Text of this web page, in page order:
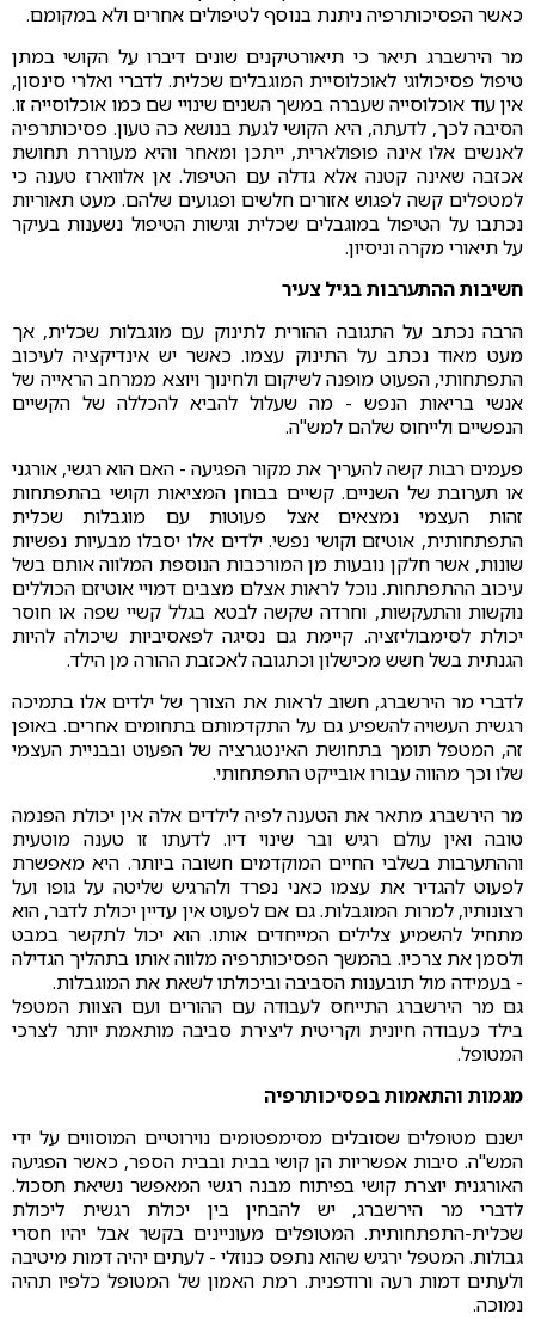
כאשר הפסיכותרפיה ניתנת בנוסף לטיפולים אחרים ולא במקומם.
מר הירשברג תיאר כי תיאורטיקנים שונים דיברו על הקושי במתן
טיפול פסיכולוגי לאוכלוסיית המוגבלים שכלית. לדברי ואלרי סינסון,
אין עוד אוכלוסייה שעברה במשך השנים שינויי שם כמו אוכלוסייה זו.
הסיבה לכך, לדעתה, היא הקושי לגעת בנושא כה טעון. פסיכותרפיה
לאנשים אלו אינה פופולארית, ייתכן ומאחר והיא מעוררת תחושת
אכזבה שאינה קטנה אלא גדלה עם הטיפול. אן אלווארז טענה כי
למטפלים קשה לפגוש אזורים חלשים ופגועים שלהם.מעט תאוריות
נכתבו על הטיפול במוגבלים שכלית וגישות הטיפול נשענות בעיקר
על תיאורי מקרה וניסיון.
חשיבות ההתערבות בגיל צעיר
הרבה נכתב על התגובה ההורית לתינוק עם מוגבלות שכלית, אך
מעט מאוד נכתב על התינוק עצמו. כאשר יש אינדיקציה לעיכוב
התפתחותי, הפעוט מופנה לשיקום ולחינוך ויוצא ממרחב הראייה של
אנשי בריאות הנפש - מה שעלול להביא להכללה של הקשיים
הנפשיים ולייחוס שלהם למש"ה.
פעמים רבות קשה להעריך את מקור הפגיעה - האם הוא רגשי, אורגני
או תערובת של השניים. קשיים בבוחן המציאות וקושי בהתפתחות
זהות העצמי נמצאים אצל פעוטות עם מוגבלות שכלית
התפתחותית, אוטיזם וקושי נפשי. ילדים אלו יסבלו מבעיות נפשיות
שונות, אשר חלקן נובעות מן המורכבות הנוספת המלווה אותם בשל
עיכוב ההתפתחות. נוכל לראות אצלם מצבים דמויי אוטיזם הכוללים
נוקשות והתעקשות, וחרדה שקשה לבטא בגלל קשיי שפה או חוסר
יכולת לסימבוליזציה. קיימת גם נסיגה לפאסיביות שיכולה להיות
הגנתית בשל חשש מכישלון וכתגובה לאכזבת ההורה מן הילד.
לדברי מר הירשברג, חשוב לראות את הצורך של ילדים אלו בתמיכה
רגשית העשויה להשפיע גם על התקדמותם בתחומים אחרים. באופן
זה, המטפל תומך בתחושת האינטגרציה של הפעוט ובבניית העצמי
שלו וכך מהווה עבורו אובייקט התפתחותי.
מר הירשברג מתאר את הטענה לפיה לילדים אלה אין יכולת הפנמה
טובה ואין עולם רגיש ובר שינוי דיו. לדעתו זו טענה מוטעית
וההתערבות בשלבי החיים המוקדמים חשובה ביותר. היא מאפשרת
לפעוט להגדיר את עצמו כאני נפרד ולהרגיש שליטה על גופו ועל
רצונותיו, למרות המוגבלות. גם אם לפעוט אין עדיין יכולת לדבר, הוא
מתחיל להשמיע צלילים המייחדים אותו. הוא יכול לתקשר במבט
ולסמן את צרכיו. בהמשך הפסיכותרפיה מלווה אותו בתהליך הגדילה
- בעמידה מול תובענות הסביבה וביכולתו לשאת את המוגבלות.
גם מר הירשברג התייחס לעבודה עם ההורים ועם הצוות המטפל
בילד כעבודה חיונית וקריטית ליצירת סביבה מותאמת יותר לצרכי
המטופל.
מגמות והתאמות בפסיכותרפיה
ישנם מטופלים שסובלים מסימפטומים נוירוטיים המוסווים על ידי
המש"ה. סיבות אפשריות הן קושי בבית ובבית הספר, כאשר הפגיעה
האורגנית יוצרת קושי בפיתוח מבנה רגשי המאפשר נשיאת תסכול.
לדברי מר הירשברג, יש להבחין בין יכולת רגשית ליכולת
שכלית-התפתחותית. המטופלים מעוניינים בקשר אבל יהיו חסרי
גבולות. המטפל ירגיש שהוא נתפס כנוזלי - לעתים יהיה דמות מיטיבה
ולעתים דמות רעה ורודפנית. רמת האמון של המטופל כלפיו תהיה
נמוכה.